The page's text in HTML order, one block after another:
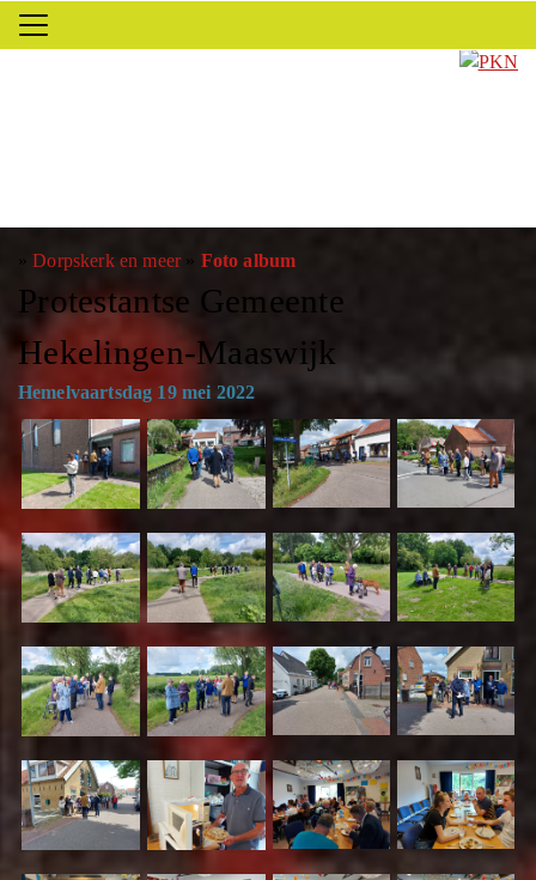
»Dorpskerk en meer» Foto album
Protestantse Gemeente
Hekelingen-Maaswijk
Hemelvaartsdag 19 mei 2022